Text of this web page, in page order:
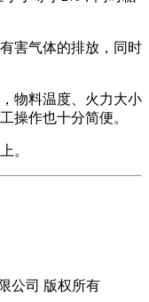
害气体的排放，同时
物料温度、火力大小
操作也十分简便。
。
公司 版权所有